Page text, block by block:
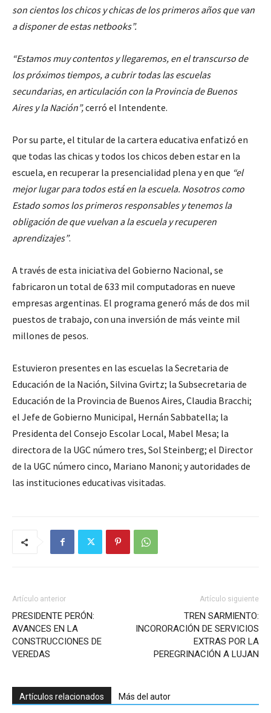
son cientos los chicos y chicas de los primeros años que van
a disponer de estas netbooks”.
“Estamos muy contentos y llegaremos, en el transcurso de
los próximos tiempos, a cubrir todas las escuelas
secundarias, en articulación con la Provincia de Buenos
Aires y la Nación”,cerró el Intendente.
Por su parte, el titular de la cartera educativa enfatizó en
que todas las chicas y todos los chicos deben estar en la
escuela, en recuperar la presencialidad plena y en que “el
mejor lugar para todos está en la escuela. Nosotros como
Estado somos los primeros responsables y tenemos la
obligación de que vuelvan a la escuela y recuperen
aprendizajes”.
A través de esta iniciativa del Gobierno Nacional, se
fabricaron un total de 633 mil computadoras en nueve
empresas argentinas. El programa generó más de dos mil
puestos de trabajo, con una inversión de más veinte mil
millones de pesos.
Estuvieron presentes en las escuelas la Secretaria de
Educación de la Nación, Silvina Gvirtz; la Subsecretaria de
Educación de la Provincia de Buenos Aires, Claudia Bracchi;
el Jefe de Gobierno Municipal, Hernán Sabbatella; la
Presidenta del Consejo Escolar Local, Mabel Mesa; la
directora de la UGC número tres, Sol Steinberg; el Director
de la UGC número cinco, Mariano Manoni; y autoridades de
las instituciones educativas visitadas.
Artículo anterior
PRESIDENTE PERÓN:
AVANCES EN LA
CONSTRUCCIONES DE
VEREDAS
Artículo siguiente
TREN SARMIENTO:
INCORORACIÓN DE SERVICIOS
EXTRAS POR LA
PEREGRINACIÓN A LUJAN
Artículos relacionados Más del autor